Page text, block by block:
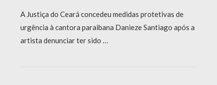
A Justiça do Ceará concedeu medidas protetivas de
urgência à cantora paraibana Danieze Santiago após a
artista denunciar ter sido …